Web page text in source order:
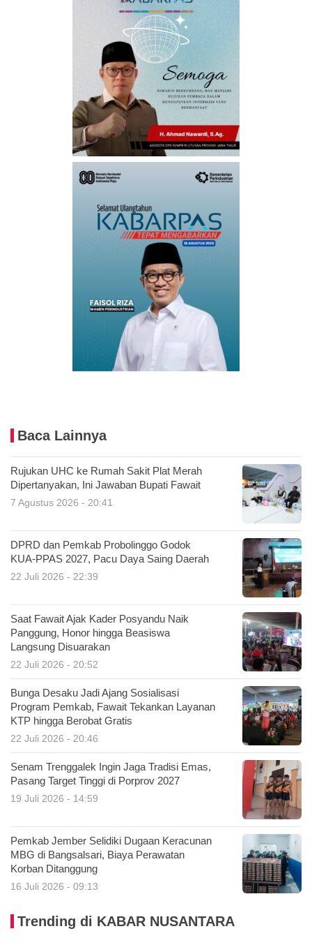
Baca Lainnya
Rujukan UHC ke Rumah Sakit Plat Merah
Dipertanyakan, Ini Jawaban Bupati Fawait
7 Agustus 2026 - 20:41
DPRD dan Pemkab Probolinggo Godok
KUA-PPAS 2027, Pacu Daya Saing Daerah
22 Juli 2026 - 22:39
Saat Fawait Ajak Kader Posyandu Naik
Panggung, Honor hingga Beasiswa
Langsung Disuarakan
22 Juli 2026 - 20:52
Bunga Desaku Jadi Ajang Sosialisasi
Program Pemkab, Fawait Tekankan Layanan
KTP hingga Berobat Gratis
22 Juli 2026 - 20:46
Senam Trenggalek Ingin Jaga Tradisi Emas,
Pasang Target Tinggi di Porprov 2027
19 Juli 2026 - 14:59
Pemkab Jember Selidiki Dugaan Keracunan
MBG di Bangsalsari, Biaya Perawatan
Korban Ditanggung
16 Juli 2026 - 09:13
Trending di KABAR NUSANTARA